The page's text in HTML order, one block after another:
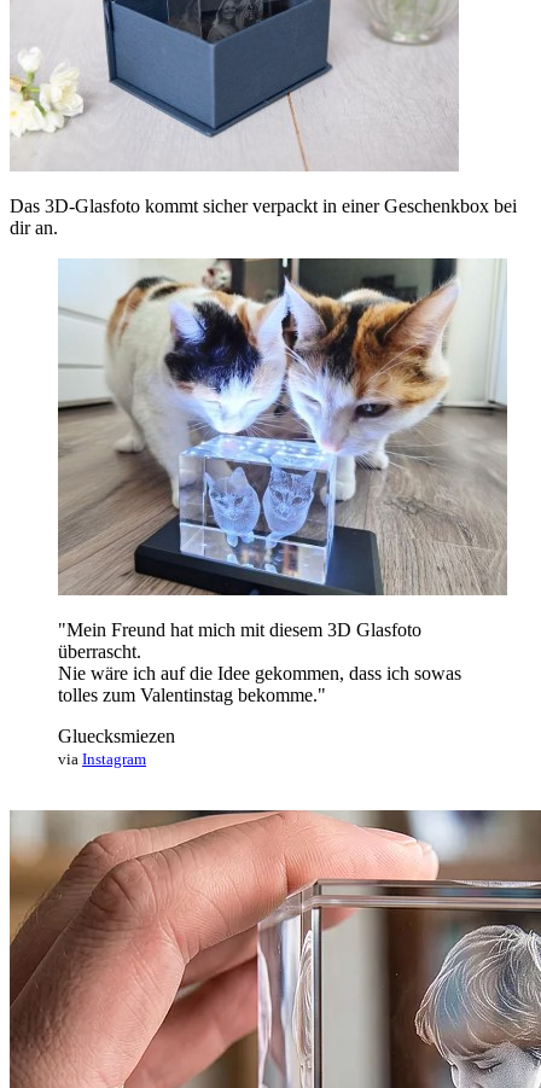
Das 3D-Glasfoto kommt sicher verpackt in einer Geschenkbox bei
dir an.
"Mein Freund hat mich mit diesem 3D Glasfoto
überrascht.
Nie wäre ich auf die Idee gekommen, dass ich sowas
tolles zum Valentinstag bekomme."
Gluecksmiezen
via Instagram